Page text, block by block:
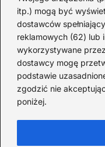
itp.) mogą być
dostawców
reklamowych (62) lub
wykorzystywane
dostawcy mogę
podstawie
zgodzić nie
poniżej.